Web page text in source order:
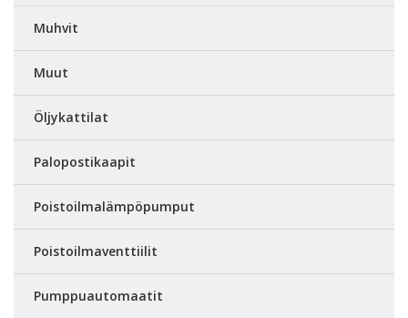
Muhvit
Muut
Öljykattilat
Palopostikaapit
Poistoilmalämpöpumput
Poistoilmaventtiilit
Pumppuautomaatit